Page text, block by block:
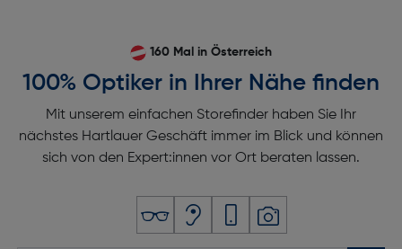
160 Mal in Österreich
100% Optiker in Ihrer Nähe finden
Mit unserem einfachen Storefinder haben Sie Ihr
nächstes Hartlauer Geschäft immer im Blick und können
sich von den Expert:innen vor Ort beraten lassen.